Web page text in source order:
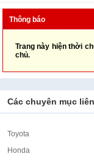
Thông báo
Trang này hiện thời
chủ.
Các chuyên mục
Toyota
Honda